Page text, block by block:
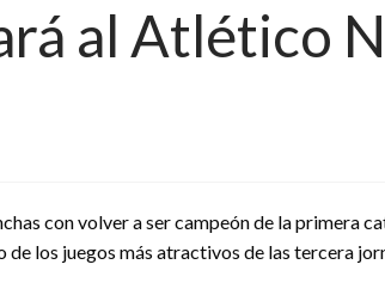
al Atlético
con volver a ser campeón de la primera
los juegos más atractivos de las tercera